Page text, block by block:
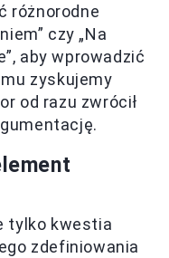
różnorodne
czy „Na
aby wprowadzić
zyskujemy
od razu zwrócił
tylko kwestia
zdefiniowania